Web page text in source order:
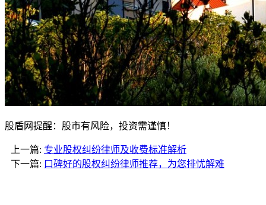
股盾网提醒：股市有风险，投资需谨慎！
上一篇: 专业股权纠纷律师及收费标准解析
下一篇: 口碑好的股权纠纷律师推荐，为您排忧解难